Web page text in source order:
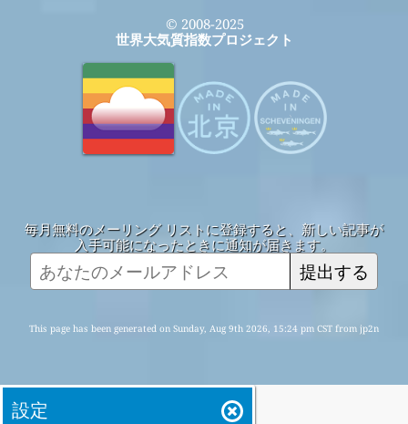
© 2008-2025
世界大気質指数プロジェクト
毎月無料のメーリング リストに登録すると、新しい記事が
入手可能になったときに通知が届きます。
提出する
This page has been generated on Sunday, Aug 9th 2026, 15:24 pm CST from jp2n
設定